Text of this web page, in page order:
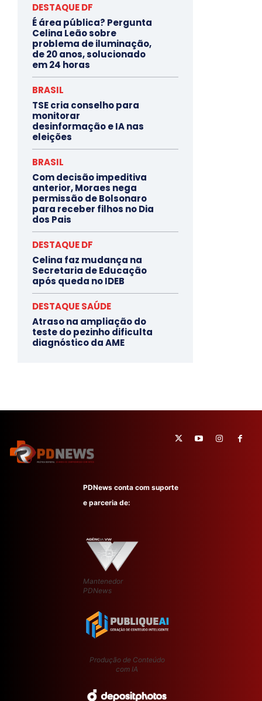
DESTAQUE DF
É área pública? Pergunta
Celina Leão sobre
problema de iluminação,
de 20 anos, solucionado
em 24 horas
BRASIL
TSE cria conselho para
monitorar
desinformação e IA nas
eleições
BRASIL
Com decisão impeditiva
anterior, Moraes nega
permissão de Bolsonaro
para receber filhos no Dia
dos Pais
DESTAQUE DF
Celina faz mudança na
Secretaria de Educação
após queda no IDEB
DESTAQUE SAÚDE
Atraso na ampliação do
teste do pezinho dificulta
diagnóstico da AME
PDNews conta com suporte
e parceria de:
Mantenedor
PDNews
Produção de Conteúdo
com IA